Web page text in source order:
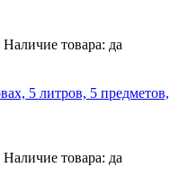
Наличие товара: да
Наличие товара: да